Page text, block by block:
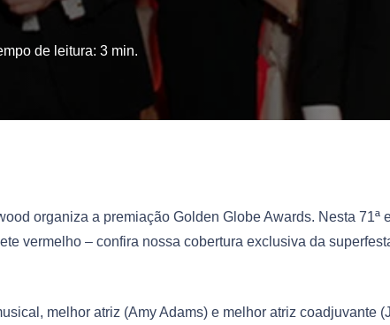
de leitura: 3 min.
organiza a premiação Golden Globe Awards. Nesta 71ª
vermelho – confira nossa cobertura exclusiva da
melhor atriz (Amy Adams) e melhor atriz coadjuvante